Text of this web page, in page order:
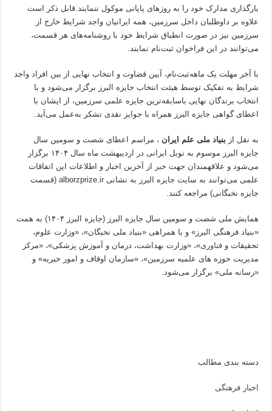
بارگذاری مدارک خود را به روزهای پایانی موکول ننمایند.قابل ذکر است
علاوه بر داوطلبان داخل سرزمین، همه ایرانیان واجد شرایط خارج از
سرزمین نیز در صورت انطباق شرایط خود با روشنامه‌های هر قسمت،
می‌توانند در این فراخوان ثبت‌نام نمایند.
با آخر مهلت یک ماهه‌ثبت‌نام، آیین قضاوت و انتخاب نهایی از بین افراد واجد
شرایط به تفکیک توسط هیئت انتخاب جایزه البرز برگزار می‌شود و با
انتخاب برندگان نهایی باسابقه‌ترین جایزه علمی سرزمین، از ایشان با
اعطای گواهی جایزه البرز همراه با جوایز نقدی تشکر به‌عمل می‌آید.
به نقل از بنیاد ملی علم ایران ، مراسم اعطای شصت و سومین سال
جایزه البرز موسوم به نوبل ایرانی در اردیبهشت ماه سال ۱۴۰۴ برگزار
می‌شود و علاقهمندان جهت خبر
از آخرین اخبار و اطلاعات این اتفاقات
علمی می‌توانند به سایت جایزه البرز به نشانی alborzprize.ir (قسمت
جایزه نخبگانی) مراجعه کنند.
همایش ملی شصت و سومین سال جایزه البرز (جایزه البرز ۱۴۰۴) به همت
«بنیاد فرهنگی البرز» و با همراهی «بنیاد ملی نخبگان»، «وزارت علوم،
تحقیقات وفناوری»، «وزارت بهداشت، درمان و آموزش پزشکی»، «مرکز
مدیریت حوزه های علمیه سرزمین»، «سازمان اوقاف و امور خیریه» و
«رسانه ملی» برگزار می‌شود.
دسته بندی مطالب
اخبار فرهنگی